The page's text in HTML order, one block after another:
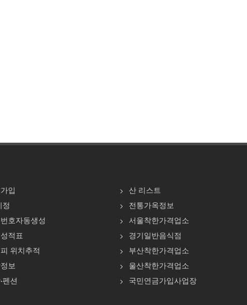
입
정
호자동생성
적표
위치추적
보
펜션
산 리스트
전통가옥정보
서울착한가격업소
경기일반음식점
부산착한가격업소
울산착한가격업소
국민연금가입사업장